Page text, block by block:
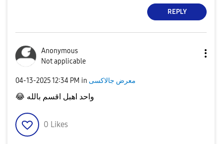
REPLY
Anonymous
Not applicable
‎04-13-202512:34 PM in معرض جالاكسى
😂 واحد اهبل اقسم بالله
0 Likes